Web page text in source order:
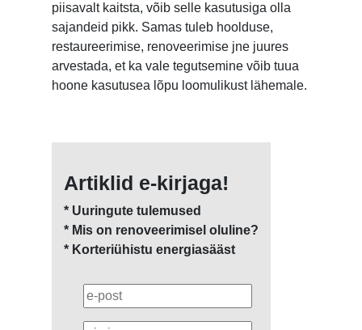
piisavalt kaitsta, võib selle kasutusiga olla
sajandeid pikk. Samas tuleb hoolduse,
restaureerimise, renoveerimise jne juures
arvestada, et ka vale tegutsemine võib tuua
hoone kasutusea lõpu loomulikust lähemale.
Artiklid e-kirjaga!
* Uuringute tulemused
* Mis on renoveerimisel oluline?
* Korteriühistu energiasääst